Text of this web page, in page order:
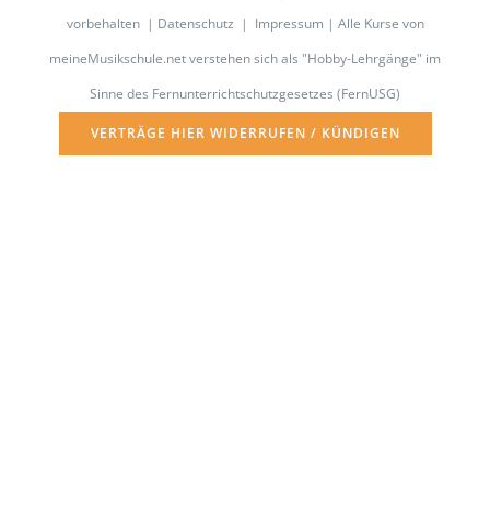
vorbehalten | Datenschutz | Impressum | Alle Kurse von
meineMusikschule.net verstehen sich als "Hobby-Lehrgänge" im
Sinne des Fernunterrichtschutzgesetzes (FernUSG)
VERTRÄGE HIER WIDERRUFEN / KÜNDIGEN